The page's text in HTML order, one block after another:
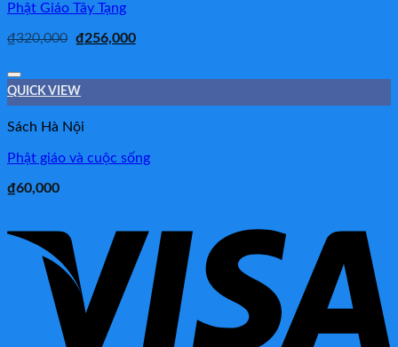
Phật Giáo Tây Tạng
₫320,000 ₫256,000
Add to Wishlist
QUICK VIEW
Sách Hà Nội
Phật giáo và cuộc sống
₫60,000